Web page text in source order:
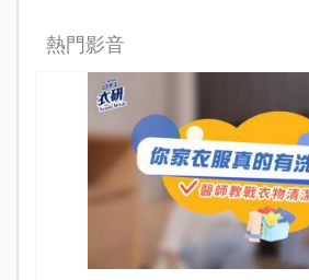
熱門影音